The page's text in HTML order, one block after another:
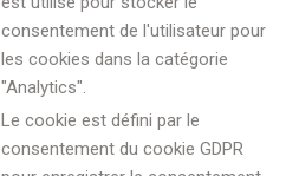
consentement de l'utilisateur pour
les cookies dans la catégorie
"Analytics".
Le cookie est défini par le
consentement du cookie GDPR